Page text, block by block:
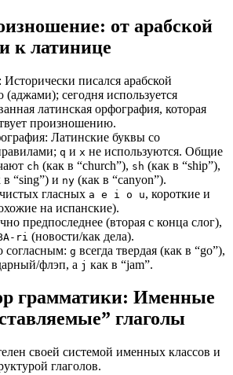
от арабской
к латинице
писался арабской
сегодня используется
латинская орфография, которая
произношению.
Латинские буквы со
q и x не используются. Общие
ch (как в “church”), sh (как в “ship”),
“sing”) и ny (как в “canyon”).
гласных a e i o u, короткие и
на испанские).
предпоследнее (вторая с конца слог),
ri (новости/как дела).
согласным: g всегда твердая (как в “go”),
флэп, а j как в “jam”.
грамматики: Именные
глаголы
своей системой именных классов и
глаголов.